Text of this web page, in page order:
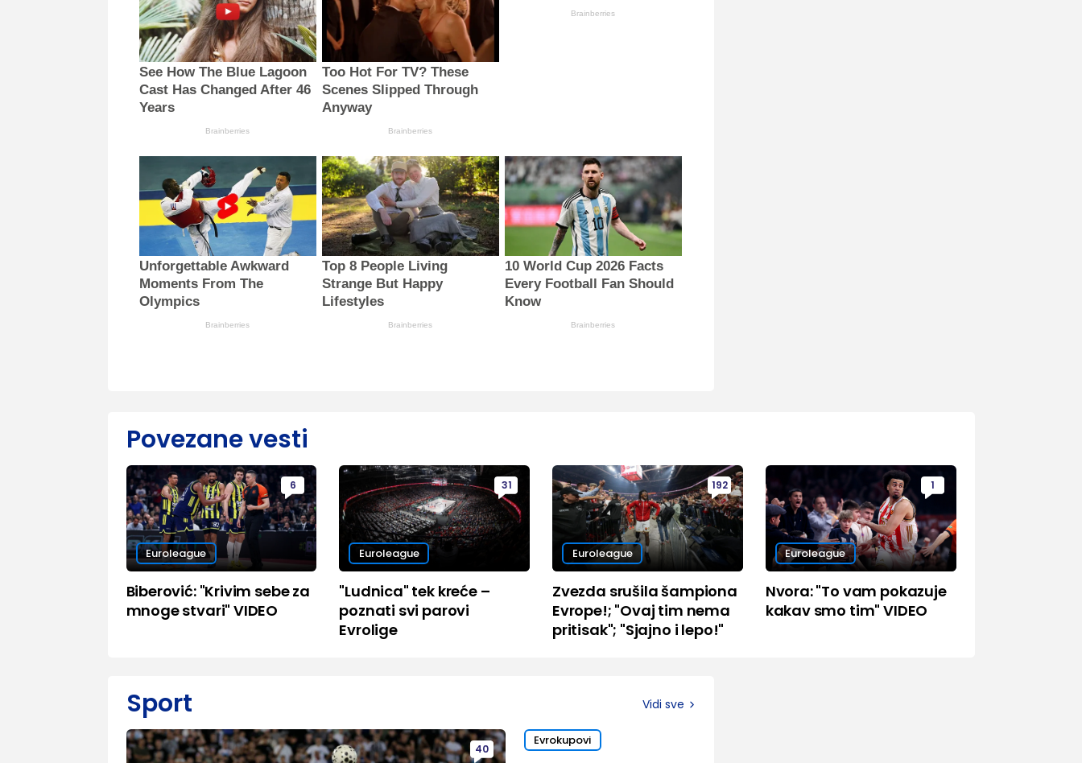
See How The Blue Lagoon
Cast Has Changed After 46
Years
Brainberries
Too Hot For TV? These
Scenes Slipped Through
Anyway
Brainberries
Brainberries
Unforgettable Awkward
Moments From The
Olympics
Brainberries
Top 8 People Living
Strange But Happy
Lifestyles
Brainberries
10 World Cup 2026 Facts
Every Football Fan Should
Know
Brainberries
Povezane vesti
6
Euroleague
Biberović: "Krivim sebe za
mnoge stvari" VIDEO
31
Euroleague
"Ludnica" tek kreće –
poznati svi parovi
Evrolige
192
Euroleague
Zvezda srušila šampiona
Evrope!; "Ovaj tim nema
pritisak"; "Sjajno i lepo!"
1
Euroleague
Nvora: "To vam pokazuje
kakav smo tim" VIDEO
Sport Vidi sve
40
Evrokupovi